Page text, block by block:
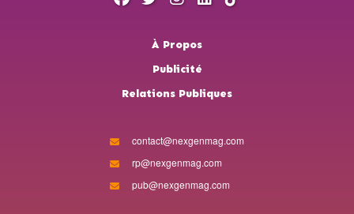
À Propos
Publicité
Relations Publiques
contact@nexgenmag.com
rp@nexgenmag.com
pub@nexgenmag.com